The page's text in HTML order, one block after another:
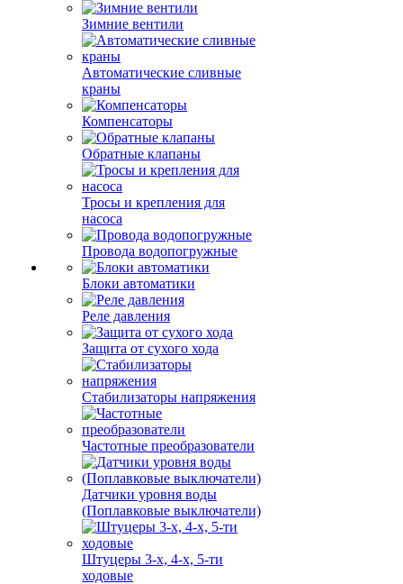
Зимние вентили
Автоматические сливные
краны
Компенсаторы
Обратные клапаны
Тросы и крепления для
насоса
Провода водопогружные
Блоки автоматики
Реле давления
Защита от сухого хода
Стабилизаторы напряжения
Частотные преобразователи
Датчики уровня воды
(Поплавковые выключатели)
Штуцеры 3-х, 4-х, 5-ти
ходовые